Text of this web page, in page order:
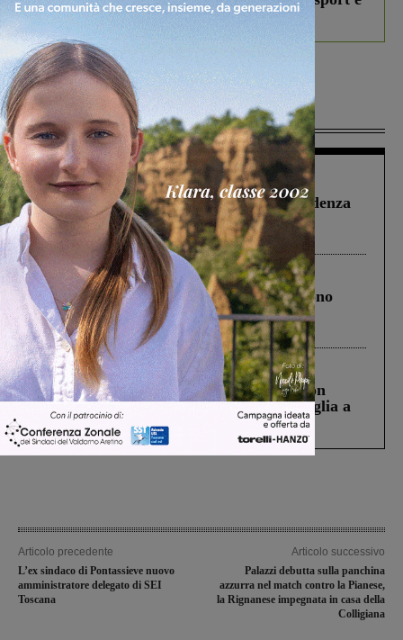
debutta il podcast Estrair
Più lette
Figline Incisa Valdarno 1 Agosto 2026
Piscina di Figline finanziata oltre la scadenza
Pnrr, il gruppo di Fratelli d’Italia: “Un
ringraziamento al Governo”
Cronaca 4 Agosto 2026
Un anno fa la strage in A1 in cui morirono
Gianni, Giulia e Franco. Lo schianto, il
processo, lo stop ai sorpassi fra tir....
Cronaca 3 Agosto 2026
Scomparso da una struttura di Castiglion
Fiorentino l’uomo che aveva ucciso la figlia a
Levane nel 2020
Articolo precedente
L’ex sindaco di Pontassieve nuovo
amministratore delegato di SEI
Toscana
Articolo successivo
Palazzi debutta sulla panchina
azzurra nel match contro la Pianese,
la Rignanese impegnata in casa della
Colligiana